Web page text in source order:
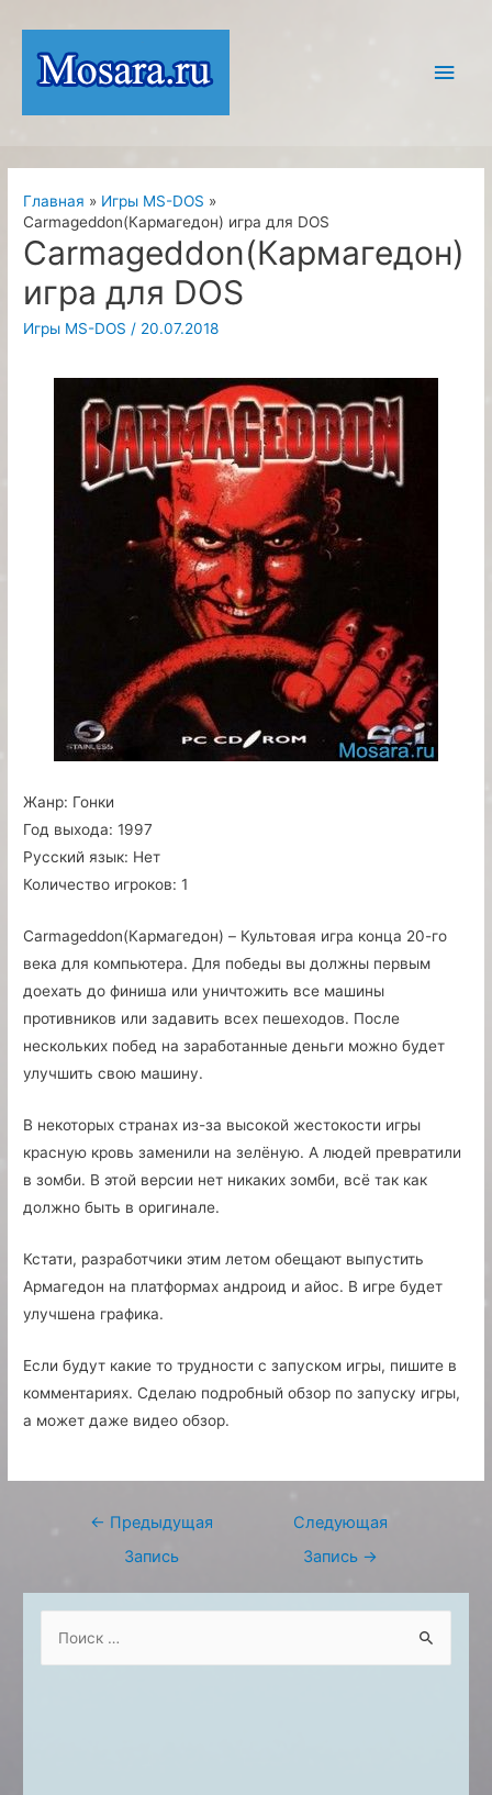
содержимому
Главная
Игры MS-DOS
Carmageddon(Кармагедон) игра для DOS
Carmageddon(Кармагедон)
игра для DOS
Игры MS-DOS / 20.07.2018
Жанр: Гонки
Год выхода: 1997
Русский язык: Нет
Количество игроков: 1
Carmageddon(Кармагедон) – Культовая игра конца 20-го
века для компьютера. Для победы вы должны первым
доехать до финиша или уничтожить все машины
противников или задавить всех пешеходов. После
нескольких побед на заработанные деньги можно будет
улучшить свою машину.
В некоторых странах из-за высокой жестокости игры
красную кровь заменили на зелёную. А людей превратили
в зомби. В этой версии нет никаких зомби, всё так как
должно быть в оригинале.
Кстати, разработчики этим летом обещают выпустить
Армагедон на платформах андроид и айос. В игре будет
улучшена графика.
Если будут какие то трудности с запуском игры, пишите в
комментариях. Сделаю подробный обзор по запуску игры,
а может даже видео обзор.
Навигация
← Предыдущая
Запись
Следующая
Запись →